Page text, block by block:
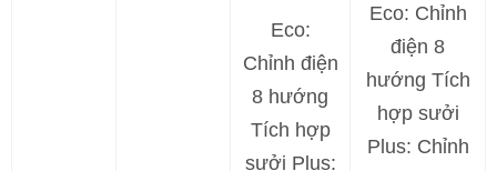
Eco:
Chỉnh điện
8 hướng
Tích hợp
sưởi Plus:
Eco: Chỉnh
điện 8
hướng Tích
hợp sưởi
Plus: Chỉnh